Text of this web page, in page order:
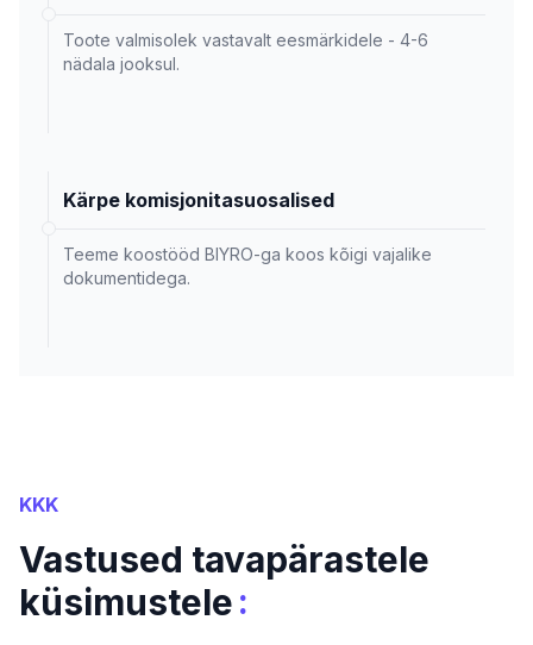
Toote valmisolek vastavalt eesmärkidele - 4-6
nädala jooksul.
Kärpe komisjonitasuosalised
Teeme koostööd BIYRO-ga koos kõigi vajalike
dokumentidega.
KKK
Vastused tavapärastele
küsimustele: